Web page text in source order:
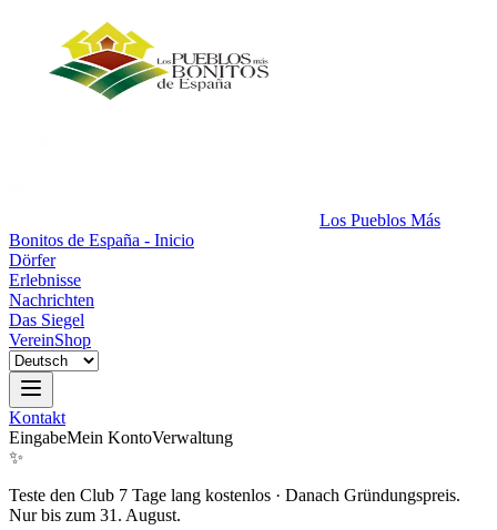
Los Pueblos Más
Bonitos de España - Inicio
Dörfer
Erlebnisse
Nachrichten
Das Siegel
VereinShop
Kontakt
EingabeMein KontoVerwaltung
✨
Teste den Club 7 Tage lang kostenlos · Danach Gründungspreis.
Nur bis zum 31. August.